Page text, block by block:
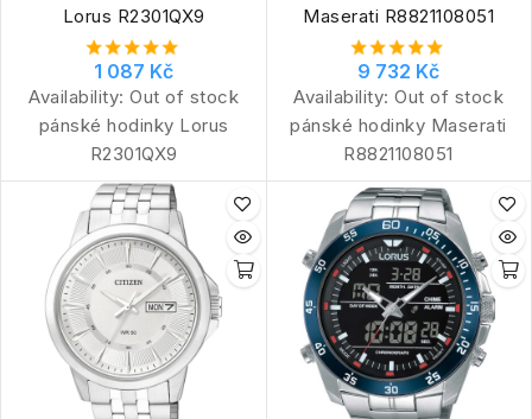
Lorus R2301QX9
1 087 Kč
Availability: Out of stock
pánské hodinky Lorus
R2301QX9
Maserati R8821108051
9 732 Kč
Availability: Out of stock
pánské hodinky Maserati
R8821108051